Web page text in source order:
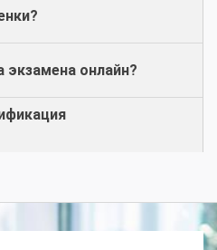
онлайн?